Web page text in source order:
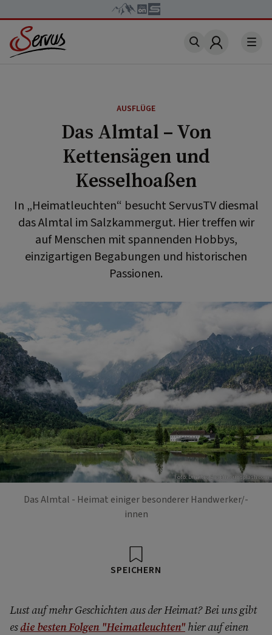
Account
AUSFLÜGE
Das Almtal – Von
Kettensägen und
Kesselhoaßen
In „Heimatleuchten“ besucht ServusTV diesmal
das Almtal im Salzkammergut. Hier treffen wir
auf Menschen mit spannenden Hobbys,
einzigartigen Begabungen und historischen
Passionen.
Foto: Dimitry Anakin - unsplash.com
Das Almtal - Heimat einiger besonderer Handwerker/-
innen
SPEICHERN
Lust auf mehr Geschichten aus der Heimat? Bei uns gibt
esdie besten Folgen "Heimatleuchten"hier auf einen